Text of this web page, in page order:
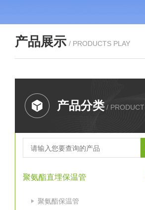
产品展示 / PRODUCTS PLAY
产品分类 / PRODUCT
聚氨酯直埋保温管
聚氨酯保温管